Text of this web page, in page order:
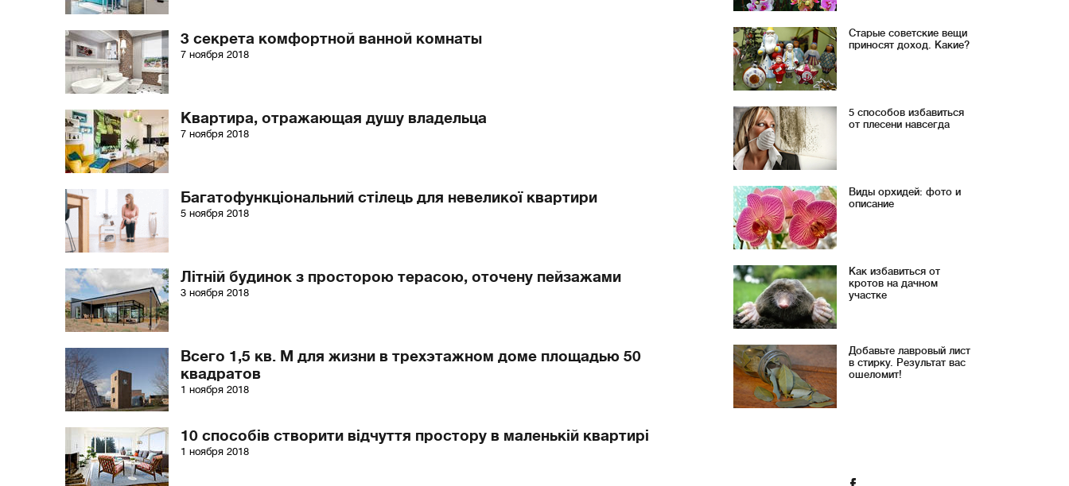
3 секрета комфортной ванной комнаты
7 ноября 2018
Квартира, отражающая душу владельца
7 ноября 2018
Багатофункціональний стілець для невеликої квартири
5 ноября 2018
Літній будинок з просторою терасою, оточену пейзажами
3 ноября 2018
Всего 1,5 кв. М для жизни в трехэтажном доме площадью 50
квадратов
1 ноября 2018
10 способів створити відчуття простору в маленькій квартирі
1 ноября 2018
Старые советские вещи
приносят доход. Какие?
5 способов избавиться
от плесени навсегда
Виды орхидей: фото и
описание
Как избавиться от
кротов на дачном
участке
Добавьте лавровый лист
в стирку. Результат вас
ошеломит!